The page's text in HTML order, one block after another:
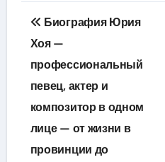
Навигация
по
записям
Биография Юрия
Хоя —
профессиональный
певец, актер и
композитор в одном
лице — от жизни в
провинции до